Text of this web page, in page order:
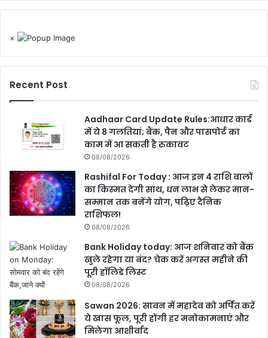
×
Recent Post
Aadhaar Card Update Rules:आधार कार्ड
में ये 8 गलतियां; बैंक, पैन और पासपोर्ट का
काम में आ सकती है रुकावट
08/08/2026
Rashifal For Today : आज इन 4 राशि वालों
का किस्मत देगी साथ, धन लाभ से लेकर मान-
सम्मान तक बनेंगे योग, पढ़िए दैनिक
राशिफल!
08/08/2026
Bank Holiday today: आज शनिवार को बैंक
खुले रहेगा या बंद? चेक करें अगस्त महीने की
पूरी हॉलिडे लिस्ट
08/08/2026
Sawan 2026: सावन में महादेव को अर्पित करें
ये खास फूल, पूरी होंगी हर मनोकामनाएं और
मिलेगा आशीर्वाद